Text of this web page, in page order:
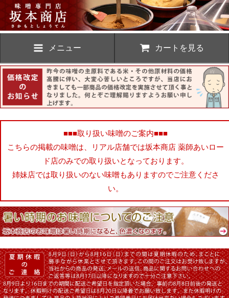
メニュー カートを見る
■■■取り扱い味噌のご案内■■■
こちらの掲載の味噌は、リアル店舗では坂本商店 薬師あいロー
ド店のみでの取り扱いとなっております。
姉妹店では取り扱いのない味噌もありますのでご注意くださ
い。